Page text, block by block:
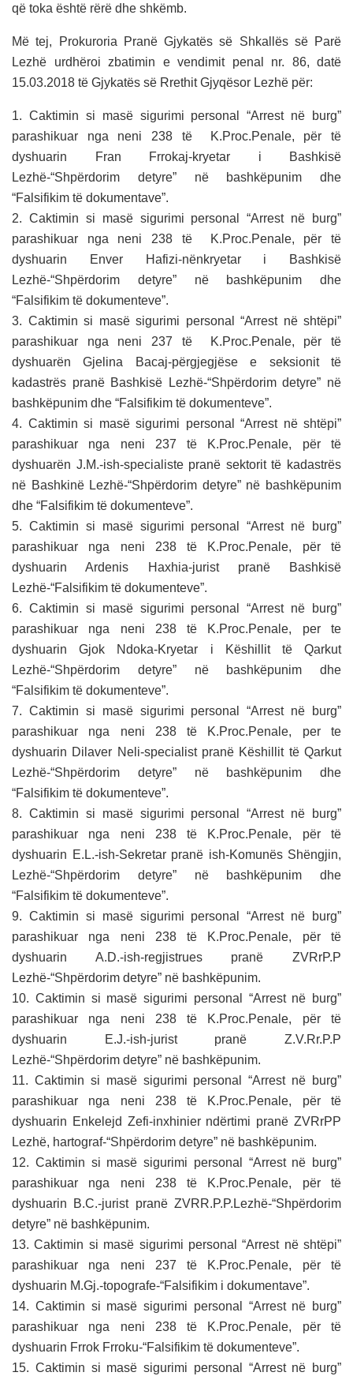
që toka është rërë dhe shkëmb.
Më tej, Prokuroria Pranë Gjykatës së Shkallës së Parë
Lezhë urdhëroi zbatimin e vendimit penal nr. 86, datë
15.03.2018 të Gjykatës së Rrethit Gjyqësor Lezhë për:
1. Caktimin si masë sigurimi personal “Arrest në burg”
parashikuar nga neni 238 të K.Proc.Penale, për të
dyshuarin Fran Frrokaj-kryetar i Bashkisë
Lezhë-“Shpërdorim detyre” në bashkëpunim dhe
“Falsifikim të dokumentave”.
2. Caktimin si masë sigurimi personal “Arrest në burg”
parashikuar nga neni 238 të K.Proc.Penale, për të
dyshuarin Enver Hafizi-nënkryetar i Bashkisë
Lezhë-“Shpërdorim detyre” në bashkëpunim dhe
“Falsifikim të dokumenteve”.
3. Caktimin si masë sigurimi personal “Arrest në shtëpi”
parashikuar nga neni 237 të K.Proc.Penale, për të
dyshuarën Gjelina Bacaj-përgjegjëse e seksionit të
kadastrës pranë Bashkisë Lezhë-“Shpërdorim detyre” në
bashkëpunim dhe “Falsifikim të dokumenteve”.
4. Caktimin si masë sigurimi personal “Arrest në shtëpi”
parashikuar nga neni 237 të K.Proc.Penale, për të
dyshuarën J.M.-ish-specialiste pranë sektorit të kadastrës
në Bashkinë Lezhë-“Shpërdorim detyre” në bashkëpunim
dhe “Falsifikim të dokumenteve”.
5. Caktimin si masë sigurimi personal “Arrest në burg”
parashikuar nga neni 238 të K.Proc.Penale, për të
dyshuarin Ardenis Haxhia-jurist pranë Bashkisë
Lezhë-“Falsifikim të dokumenteve”.
6. Caktimin si masë sigurimi personal “Arrest në burg”
parashikuar nga neni 238 të K.Proc.Penale, per te
dyshuarin Gjok Ndoka-Kryetar i Këshillit të Qarkut
Lezhë-“Shpërdorim detyre” në bashkëpunim dhe
“Falsifikim të dokumenteve”.
7. Caktimin si masë sigurimi personal “Arrest në burg”
parashikuar nga neni 238 të K.Proc.Penale, per te
dyshuarin Dilaver Neli-specialist pranë Këshillit të Qarkut
Lezhë-“Shpërdorim detyre” në bashkëpunim dhe
“Falsifikim të dokumenteve”.
8. Caktimin si masë sigurimi personal “Arrest në burg”
parashikuar nga neni 238 të K.Proc.Penale, për të
dyshuarin E.L.-ish-Sekretar pranë ish-Komunës Shëngjin,
Lezhë-“Shpërdorim detyre” në bashkëpunim dhe
“Falsifikim të dokumenteve”.
9. Caktimin si masë sigurimi personal “Arrest në burg”
parashikuar nga neni 238 të K.Proc.Penale, për të
dyshuarin A.D.-ish-regjistrues pranë ZVRrP.P
Lezhë-“Shpërdorim detyre” në bashkëpunim.
10. Caktimin si masë sigurimi personal “Arrest në burg”
parashikuar nga neni 238 të K.Proc.Penale, për të
dyshuarin E.J.-ish-jurist pranë Z.V.Rr.P.P
Lezhë-“Shpërdorim detyre” në bashkëpunim.
11. Caktimin si masë sigurimi personal “Arrest në burg”
parashikuar nga neni 238 të K.Proc.Penale, për të
dyshuarin Enkelejd Zefi-inxhinier ndërtimi pranë ZVRrPP
Lezhë, hartograf-“Shpërdorim detyre” në bashkëpunim.
12. Caktimin si masë sigurimi personal “Arrest në burg”
parashikuar nga neni 238 të K.Proc.Penale, për të
dyshuarin B.C.-jurist pranë ZVRR.P.P.Lezhë-“Shpërdorim
detyre” në bashkëpunim.
13. Caktimin si masë sigurimi personal “Arrest në shtëpi”
parashikuar nga neni 237 të K.Proc.Penale, për të
dyshuarin M.Gj.-topografe-“Falsifikim i dokumentave”.
14. Caktimin si masë sigurimi personal “Arrest në burg”
parashikuar nga neni 238 të K.Proc.Penale, për të
dyshuarin Frrok Frroku-“Falsifikim të dokumenteve”.
15. Caktimin si masë sigurimi personal “Arrest në burg”